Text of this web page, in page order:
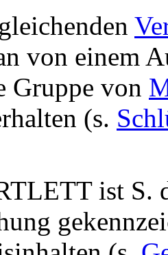
von einem
Gruppe von
(s.
ist S.